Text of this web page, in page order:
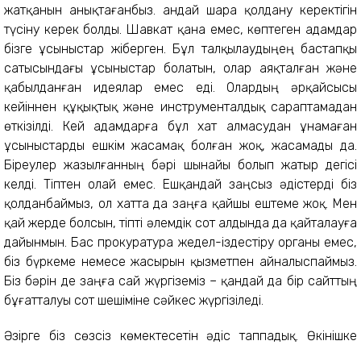
жатқанын анықтағанбыз. Қандай шара қолдану керектігін
түсіну керек болды. Шавкат қана емес, көптеген адамдар
бізге ұсыныстар жіберген. Бұл талқылаудыңең бастапқы
сатысындағы ұсыныстар болатын, олар аяқталған және
қабылданған идеялар емес еді. Олардың әрқайсысы
кейіннен құқықтық және инструменталдық сараптамадан
өткізілді. Кей адамдарға бұл хат алмасудан ұнамаған
ұсыныстарды ешкім жасамақ болған жоқ, жасамады да.
Біреулер жазылғанның бәрі шынайы болып жатыр дегісі
келді. Тіптен олай емес. Ешқандай заңсыз әдістерді біз
қолданбаймыз, ол хатта да заңға қайшы ештеме жоқ. Мен
қай жерде болсын, тіпті әлемдік сот алдында да қайталауға
дайынмын. Бас прокуратура жедел-іздестіру органы емес,
біз бүркеме немесе жасырын қызметпен айналыспаймыз.
Біз бәрін де заңға сай жүргіземіз – қандай да бір сайттың
бұғатталуы сот шешіміне сәйкес жүргізіледі.
Әзірге біз сөзсіз көмектесетін әдіс таппадық. Өкінішке